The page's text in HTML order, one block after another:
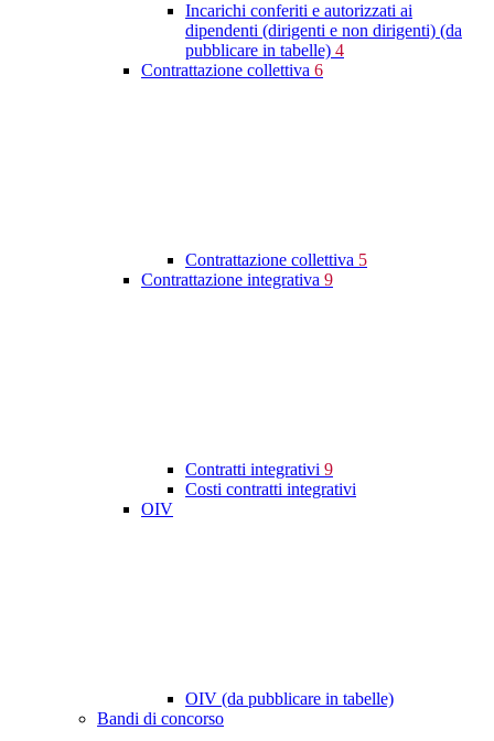
Incarichi conferiti e autorizzati ai
dipendenti (dirigenti e non dirigenti) (da
pubblicare in tabelle) 4
Contrattazione collettiva 6
Contrattazione collettiva 5
Contrattazione integrativa 9
Contratti integrativi 9
Costi contratti integrativi
OIV
OIV (da pubblicare in tabelle)
Bandi di concorso